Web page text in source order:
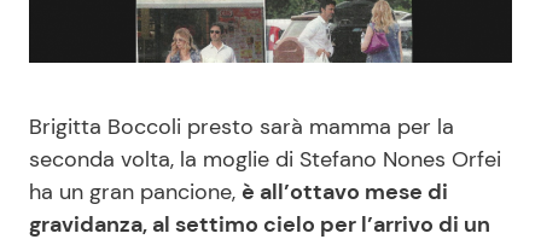
Benessere
Casa
Moda e Style
Mondo Mamma
Cucina e Ricette
Consigli di Cucina
Dolci
Le Ricette in TV
Brigitta Boccoli presto sarà mamma per la
seconda volta, la moglie di Stefano Nones Orfei
ha un gran pancione, è all’ottavo mese di
gravidanza, al settimo cielo per l’arrivo di un